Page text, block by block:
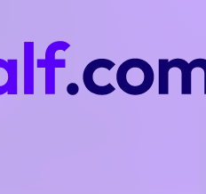
prise en main, une